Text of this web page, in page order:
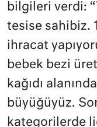
bilgileri verdi:
tesise sahibiz.
ihracat
bebek bezi
kağıdı
büyüğüyüz.
kategorilerde